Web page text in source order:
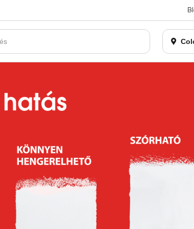
kerül. Kérjük, új rendelést már ne adjon le.